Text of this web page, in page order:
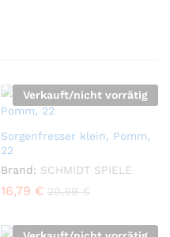
Verkauft/nicht vorrätig
Sorgenfresser klein, Pomm,
22
Brand: SCHMIDT SPIELE
16,79 € 20,99€